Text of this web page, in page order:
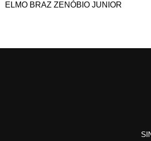
ELMO BRAZ ZENÓBIO JUNIOR